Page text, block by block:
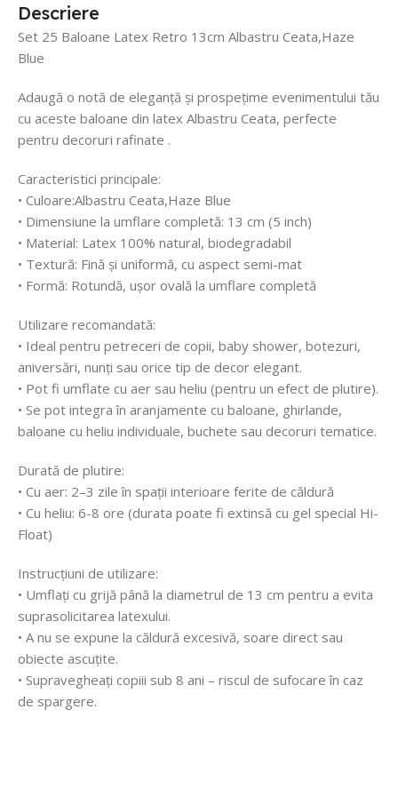
Descriere
Set 25 Baloane Latex Retro 13cm Albastru Ceata,Haze
Blue
Adaugă o notă de eleganță și prospețime evenimentului tău
cu aceste baloane din latex Albastru Ceata, perfecte
pentru decoruri rafinate .
Caracteristici principale:
• Culoare:Albastru Ceata,Haze Blue
• Dimensiune la umflare completă: 13 cm (5 inch)
• Material: Latex 100% natural, biodegradabil
• Textură: Fină și uniformă, cu aspect semi-mat
• Formă: Rotundă, ușor ovală la umflare completă
Utilizare recomandată:
• Ideal pentru petreceri de copii, baby shower, botezuri,
aniversări, nunți sau orice tip de decor elegant.
• Pot fi umflate cu aer sau heliu (pentru un efect de plutire).
• Se pot integra în aranjamente cu baloane, ghirlande,
baloane cu heliu individuale, buchete sau decoruri tematice.
Durată de plutire:
• Cu aer: 2–3 zile în spații interioare ferite de căldură
• Cu heliu: 6-8 ore (durata poate fi extinsă cu gel special Hi-
Float)
Instrucțiuni de utilizare:
• Umflați cu grijă până la diametrul de 13 cm pentru a evita
suprasolicitarea latexului.
• A nu se expune la căldură excesivă, soare direct sau
obiecte ascuțite.
• Supravegheați copiii sub 8 ani – riscul de sufocare în caz
de spargere.